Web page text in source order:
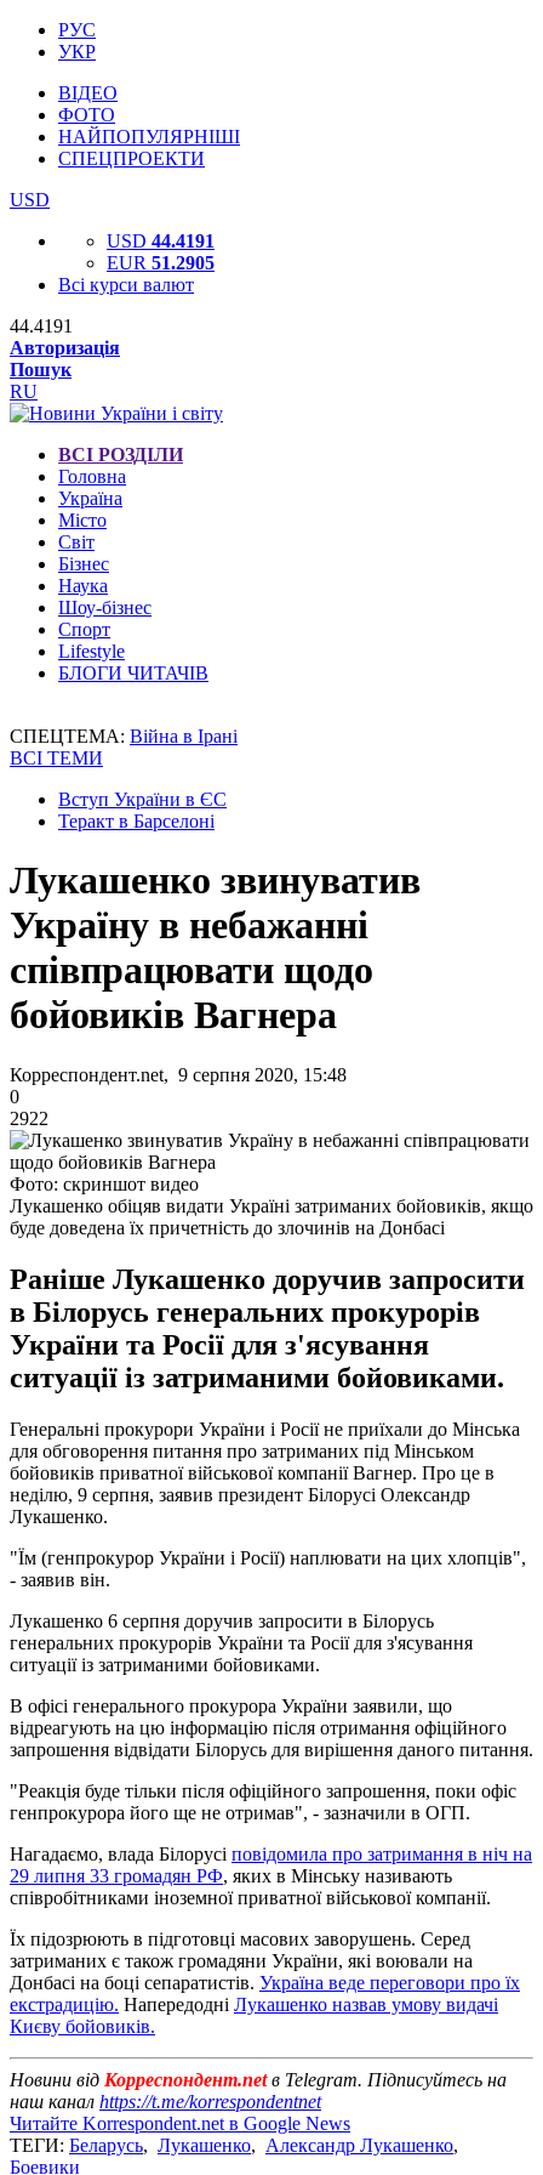
РУС
УКР
ВІДЕО
ФОТО
НАЙПОПУЛЯРНІШІ
СПЕЦПРОЕКТИ
USD
USD 44.4191
EUR 51.2905
Всі курси валют
44.4191
Авторизація
Пошук
RU
ВСІ РОЗДІЛИ
Головна
Україна
Місто
Світ
Бізнес
Наука
Шоу-бізнес
Спорт
Lifestyle
БЛОГИ ЧИТАЧІВ
СПЕЦТЕМА: Війна в Ірані
ВСІ ТЕМИ
Вступ України в ЄС
Теракт в Барселоні
Лукашенко звинуватив
Україну в небажанні
співпрацювати щодо
бойовиків Вагнера
Корреспондент.net, 9 серпня 2020, 15:48
0
2922
Фото: скриншот видео
Лукашенко обіцяв видати Україні затриманих бойовиків, якщо
буде доведена їх причетність до злочинів на Донбасі
Раніше Лукашенко доручив запросити
в Білорусь генеральних прокурорів
України та Росії для з'ясування
ситуації із затриманими бойовиками.
Генеральні прокурори України і Росії не приїхали до Мінська
для обговорення питання про затриманих під Мінськом
бойовиків приватної військової компанії Вагнер. Про це в
неділю, 9 серпня, заявив президент Білорусі Олександр
Лукашенко.
"Їм (генпрокурор України і Росії) наплювати на цих хлопців",
- заявив він.
Лукашенко 6 серпня доручив запросити в Білорусь
генеральних прокурорів України та Росії для з'ясування
ситуації із затриманими бойовиками.
В офісі генерального прокурора України заявили, що
відреагують на цю інформацію після отримання офіційного
запрошення відвідати Білорусь для вирішення даного питання.
"Реакція буде тільки після офіційного запрошення, поки офіс
генпрокурора його ще не отримав", - зазначили в ОГП.
Нагадаємо, влада Білорусі повідомила про затримання в ніч на
29 липня 33 громадян РФ, яких в Мінську називають
співробітниками іноземної приватної військової компанії.
Їх підозрюють в підготовці масових заворушень. Серед
затриманих є також громадяни України, які воювали на
Донбасі на боці сепаратистів. Україна веде переговори про їх
екстрадицію. Напередодні Лукашенко назвав умову видачі
Києву бойовиків.
Новини від Корреспондент.netв Telegram. Підписуйтесь на
наш канал https://t.me/korrespondentnet
Читайте Korrespondent.net в Google News
ТЕГИ: Беларусь, Лукашенко, Александр Лукашенко,
Боевики